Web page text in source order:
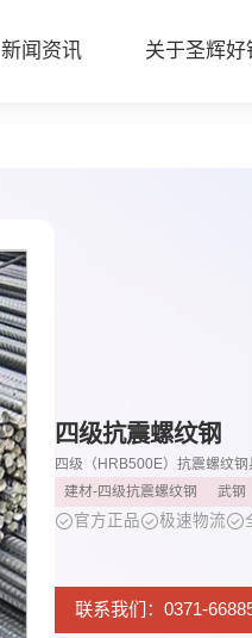
新闻资讯 关于圣辉好
四级抗震螺纹钢
四级（HRB500E）抗震螺纹钢
建材-四级抗震螺纹钢
武钢
官方正品 极速物流
联系我们：0371-